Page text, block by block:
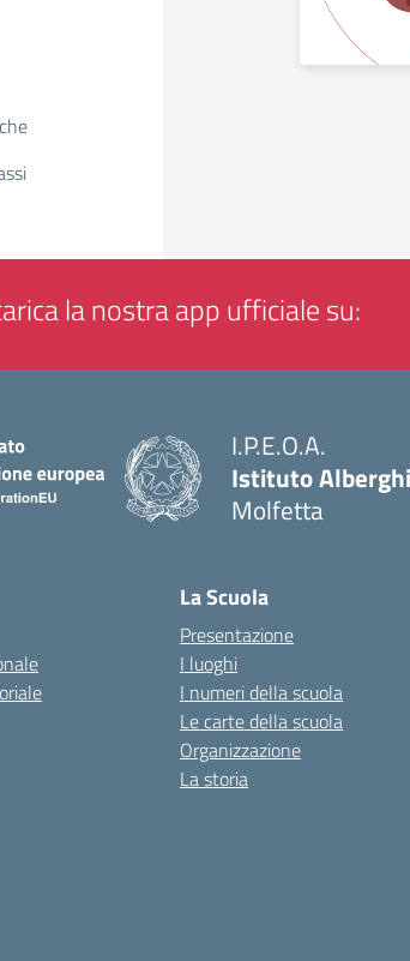
la nostra app ufficiale su:
I.P.E.O.A.
Istituto
Molfetta
La Scuola
Presentazione
I luoghi
I numeri della scuola
Le carte della scuola
Organizzazione
La storia